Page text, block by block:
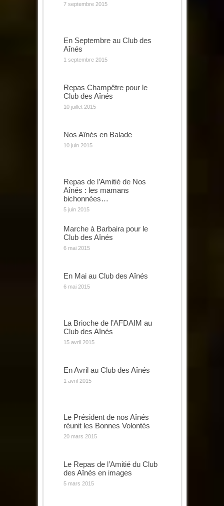
7 septembre 2015
En Septembre au Club des
Aînés
1 septembre 2015
Repas Champêtre pour le
Club des Aînés
10 juillet 2015
Nos Aînés en Balade
10 juin 2015
Repas de l’Amitié de Nos
Aînés : les mamans
bichonnées…
5 juin 2015
Marche à Barbaira pour le
Club des Aînés
6 mai 2015
En Mai au Club des Aînés
6 mai 2015
La Brioche de l’AFDAIM au
Club des Aînés
15 avril 2015
En Avril au Club des Aînés
1 avril 2015
Le Président de nos Aînés
réunit les Bonnes Volontés
20 mars 2015
Le Repas de l’Amitié du Club
des Aînés en images
5 mars 2015